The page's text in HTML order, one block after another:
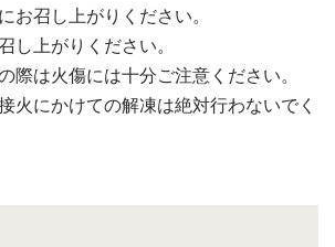
お召し上がりください。
し上がりください。
際は火傷には十分ご注意ください。
火にかけての解凍は絶対行わないでく